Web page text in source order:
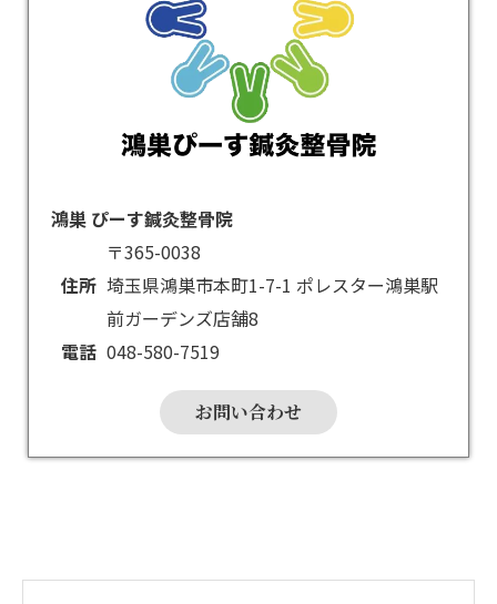
鴻巣 ぴーす鍼灸整骨院
住所
〒365-0038
埼玉県鴻巣市本町1-7-1 ポレスター鴻巣駅
前ガーデンズ店舗8
電話 048-580-7519
お問い合わせ